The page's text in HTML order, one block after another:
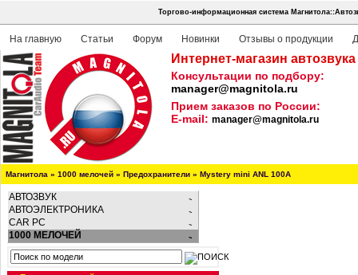
Торгово-информационная система
На главную Статьи Форум Новинки Отзывы о продукции
Интернет-магазин
Консультации по подбору:
manager@magnitola.ru
Прием заказов по России:
E-mail: manager@magnitola.ru
Магнитола » 1000 мелочей » Предохранители » Mystery mini ANL 100A
АВТОЗВУК
АВТОЭЛЕКТРОНИКА
CAR PC
1000 МЕЛОЧЕЙ